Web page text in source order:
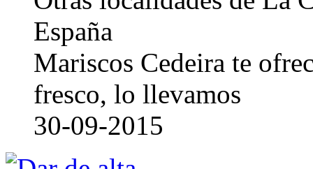
España
Mariscos Cedeira te
fresco, lo llevamos
30-09-2015